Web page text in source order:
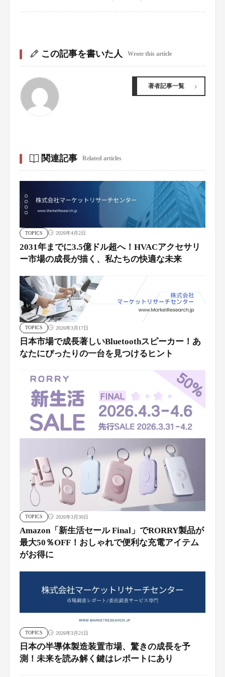
この記事を書いた人 Wrote this article
著者記事一覧
関連記事 Related articles
TOPICS 2026年4月2日
2031年までに3.5億ドル超へ！HVACアクセサリ
ー市場の成長が描く、私たちの快適な未来
TOPICS 2026年3月17日
日本市場で成長著しいBluetoothスピーカー！あ
なたにぴったりの一台を見つけるヒント
TOPICS 2026年3月30日
Amazon「新生活セール Final」でRORRY製品が
最大50％OFF！おしゃれで便利な充電アイテム
がお得に
TOPICS 2026年3月21日
日本の半導体製造装置市場、驚きの成長を予
測！未来を読み解く鍵はレポートにあり